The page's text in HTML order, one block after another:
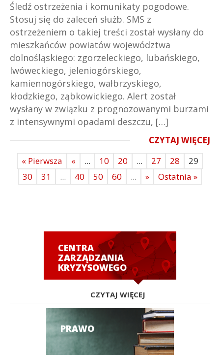
Śledź ostrzeżenia i komunikaty pogodowe.
Stosuj się do zaleceń służb. SMS z
ostrzeżeniem o takiej treści został wysłany do
mieszkańców powiatów województwa
dolnośląskiego: zgorzeleckiego, lubańskiego,
lwóweckiego, jeleniogórskiego,
kamiennogórskiego, wałbrzyskiego,
kłodzkiego, ząbkowickiego. Alert został
wysłany w związku z prognozowanymi burzami
z intensywnymi opadami deszczu, […]
CZYTAJ WIĘCEJ
« Pierwsza
« ... 10 20 ... 27 28
29
30
31 ... 40 50 60 ... » Ostatnia »
CENTRA
ZARZĄDZANIA
KRYZYSOWEGO
CZYTAJ WIĘCEJ
PRAWO